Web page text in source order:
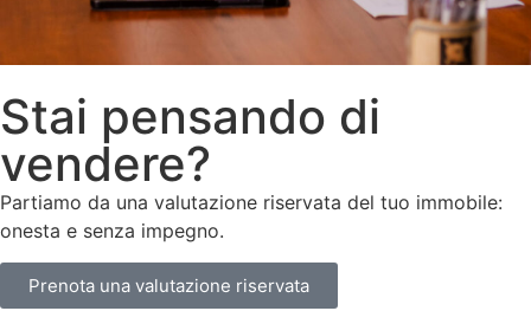
Stai pensando di
vendere?
Partiamo da una valutazione riservata del tuo immobile:
onesta e senza impegno.
Prenota una valutazione riservata